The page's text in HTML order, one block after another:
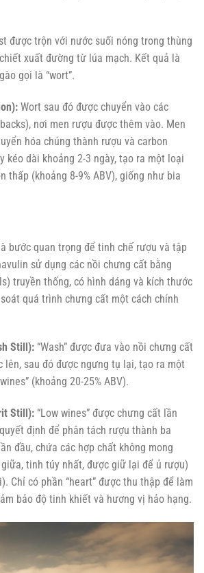
được trộn với nước suối nóng trong thùng
xuất đường từ lúa mạch. Kết quả là
gọi là “wort”.
Wort sau đó được chuyển vào các
nơi men rượu được thêm vào. Men
hóa chúng thành rượu và carbon
kéo dài khoảng 2-3 ngày, tạo ra một loại
thấp (khoảng 8-9% ABV), giống như bia
bước quan trọng để tinh chế rượu và tập
sử dụng các nồi chưng cất bằng
truyền thống, có hình dáng và kích thước
quá trình chưng cất một cách chính
Still): “Wash” được đưa vào nồi chưng cất
lên, sau đó được ngưng tụ lại, tạo ra một
(khoảng 20-25% ABV).
Still): “Low wines” được chưng cất lần
định để phân tách rượu thành ba
đầu, chứa các hợp chất không mong
giữa, tinh túy nhất, được giữ lại để ủ rượu)
Chỉ có phần “heart” được thu thập để làm
bảo độ tinh khiết và hương vị hảo hạng.